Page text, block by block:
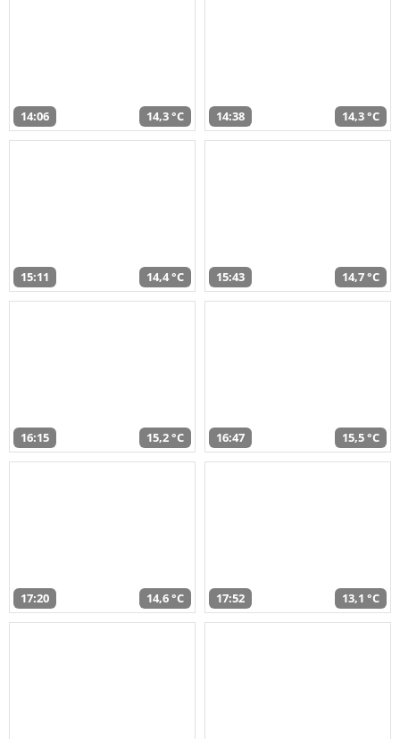
14:06 14,3 °C 14:38 14,3 °C
15:11 14,4 °C 15:43 14,7 °C
16:15 15,2 °C 16:47 15,5 °C
17:20 14,6 °C 17:52 13,1 °C